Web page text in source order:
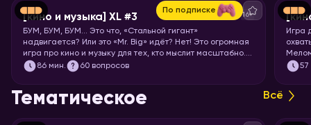
По подписке
[кино и музыка] XL #3 16+
БУМ, БУМ, БУМ… Это что, «Стальной гигант»
надвигается? Или это «Mr. Big» идёт? Нет! Это огромная
игра про кино и музыку для тех, кто мыслит масштабно.
Вас ждут целых 7 раундов песен, клипов, отрывков из
миску попкорна и запускайте хоум!
86 мин. 60 вопросов
Игра
57
Тематическое Всё